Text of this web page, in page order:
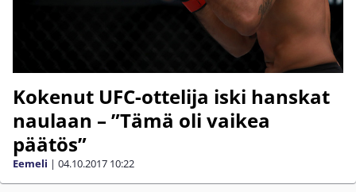
Kokenut UFC-ottelija iski hanskat
naulaan – ”Tämä oli vaikea
päätös”
Eemeli | 04.10.2017 10:22